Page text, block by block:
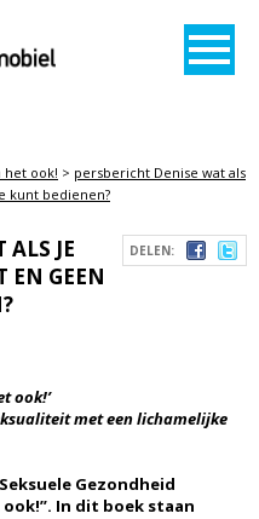
het ook! > persbericht Denise wat als
kunt bedienen?
DELEN:
ALS JE
EN GEEN
ook!’
met een lichamelijke
Gezondheid
In dit boek staan